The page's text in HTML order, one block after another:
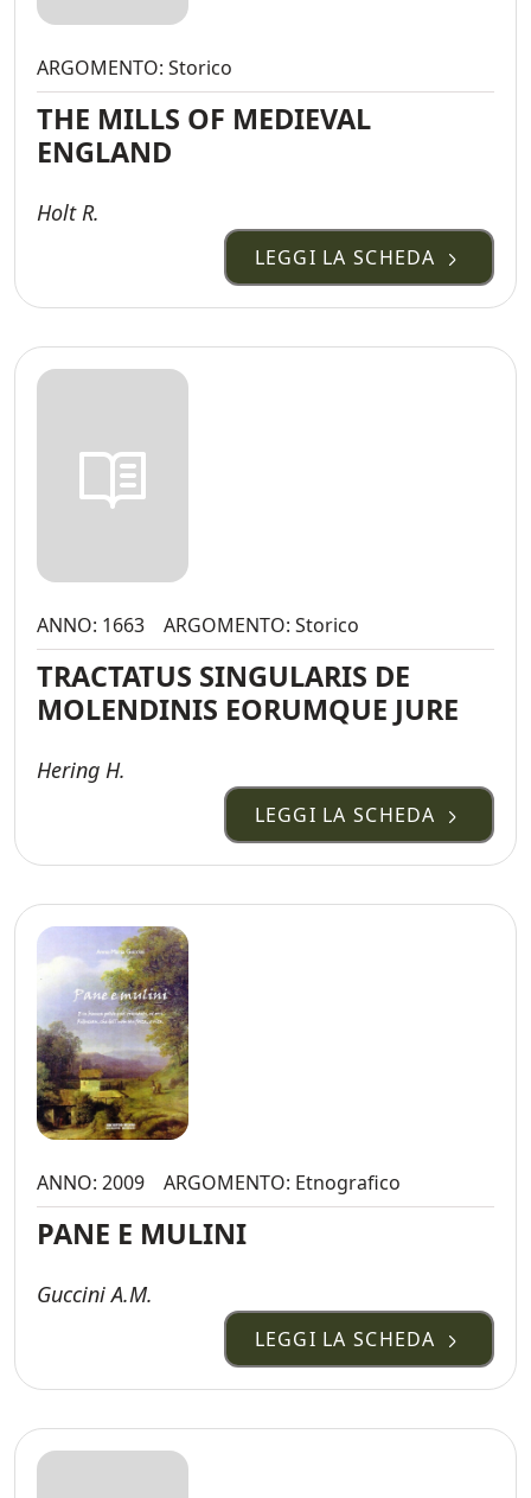
ARGOMENTO: Storico
THE MILLS OF MEDIEVAL
ENGLAND
Holt R.
LEGGI LA SCHEDA
ANNO: 1663 ARGOMENTO: Storico
TRACTATUS SINGULARIS DE
MOLENDINIS EORUMQUE JURE
Hering H.
LEGGI LA SCHEDA
ANNO: 2009 ARGOMENTO: Etnografico
PANE E MULINI
Guccini A.M.
LEGGI LA SCHEDA